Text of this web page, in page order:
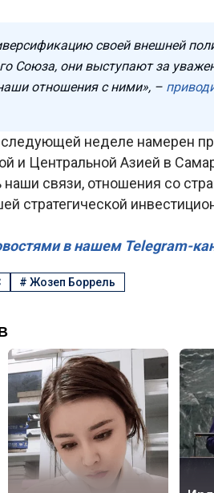
своей внешней
Союза, они выступают за
отношения с ними», –
следующей неделе намерен
и Центральной Азией в
связи, отношения со
стратегической
в нашем Telegram-
#Жозеп Боррель